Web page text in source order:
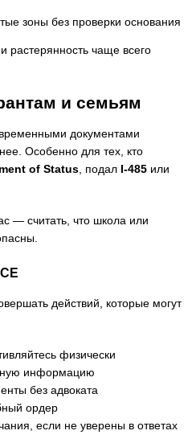
зоны без проверки основания
растерянность чаще всего
и семьям
документами
Особенно для тех, кто
of Status , подал I-485 или
— считать, что школа или
действий, которые могут
физически
информацию
без адвоката
ордер
если не уверены в ответах